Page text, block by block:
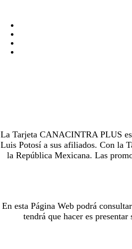
La Tarjeta CANACINTRA PLUS
Luis Potosí a sus afiliados. Con la
la República Mexicana. Las
En esta Página Web podrá
tendrá que hacer es